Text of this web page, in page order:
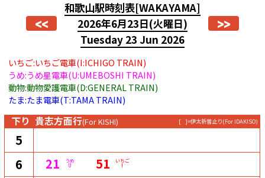
<<
和歌山駅時刻表[WAKAYAMA]
2026年6月23日(火曜日)
Tuesday 23 Jun 2026
>>
いちご:いちご電車(I:ICHIGO TRAIN)
うめ:うめ星電車(U:UMEBOSHI TRAIN)
動物:動物愛護電車(D:GENERAL TRAIN)
たま:たま電車(T:TAMA TRAIN)
下り 貴志方面行(For KISHI) [ ]=伊太祈曽止り(For IDAKISO)
5
6
21 うめ
U 51 いちご
I